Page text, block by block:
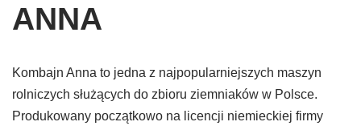
ANNA
Kombajn Anna to jedna z najpopularniejszych maszyn
rolniczych służących do zbioru ziemniaków w Polsce.
Produkowany początkowo na licencji niemieckiej firmy